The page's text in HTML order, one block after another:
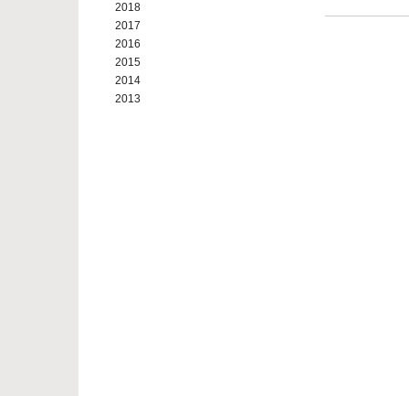
2018
2017
2016
2015
2014
2013